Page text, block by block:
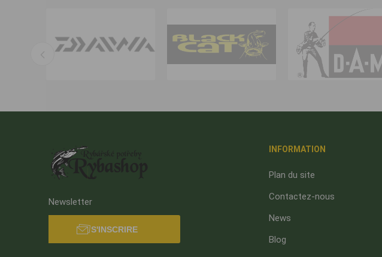
Newsletter
S'INSCRIRE
INFORMATION
Plan du site
Contactez-nous
News
Blog